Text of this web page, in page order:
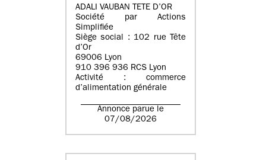
ADALI VAUBAN TETE D’OR
Société par Actions
Simplifiée
Siège social : 102 rue Tête
d’Or
69006 Lyon
910 396 936 RCS Lyon
Activité : commerce
d’alimentation générale
Annonce parue le
07/08/2026